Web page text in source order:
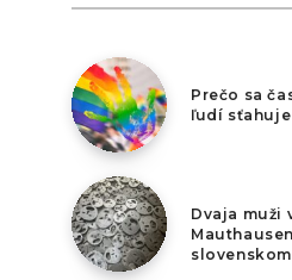
Prečo sa
ľudí sťahuje
Dvaja muži